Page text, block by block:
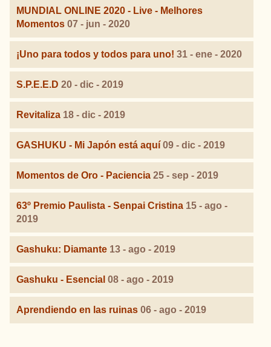
MUNDIAL ONLINE 2020 - Live - Melhores
Momentos 07 - jun - 2020
¡Uno para todos y todos para uno! 31 - ene - 2020
S.P.E.E.D 20 - dic - 2019
Revitaliza 18 - dic - 2019
GASHUKU - Mi Japón está aquí 09 - dic - 2019
Momentos de Oro - Paciencia 25 - sep - 2019
63º Premio Paulista - Senpai Cristina 15 - ago -
2019
Gashuku: Diamante 13 - ago - 2019
Gashuku - Esencial 08 - ago - 2019
Aprendiendo en las ruinas 06 - ago - 2019